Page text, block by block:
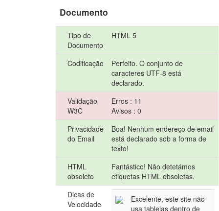
Documento
Tipo de
Documento
HTML 5
Codificação
Perfeito. O conjunto de
caracteres UTF-8 está
declarado.
Validação
W3C
Erros : 11
Avisos : 0
Privacidade
do Email
Boa! Nenhum endereço de email
está declarado sob a forma de
texto!
HTML
obsoleto
Fantástico! Não detetámos
etiquetas HTML obsoletas.
Dicas de
Velocidade
Excelente, este site não
usa tablelas dentro de